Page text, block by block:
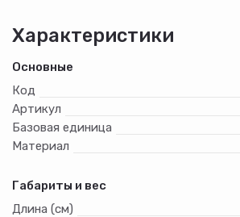
Характеристики
Основные
Код
Артикул
Базовая единица
Материал
Габариты и вес
Длина (см)